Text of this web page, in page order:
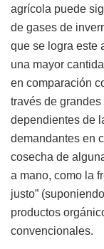
agrícola puede
de gases de
que se logra este
una mayor
en comparación
través de
dependientes de
demandantes en
cosecha de
a mano, como la
justo”
productos
convencionales.